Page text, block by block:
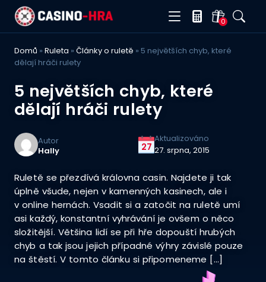
0
Domů » Ruleta » Články o ruletě » 5 největších chyb, které
dělají hráči rulety
5 největších chyb, které
dělají hráči rulety
Autor
Hally
27
Aktualizováno
27. srpna, 2015
Ruletě se přezdívá královna casin. Najdete ji tak
úplně všude, nejen v kamenných kasinech, ale i
v online hernách. Vsadit si a zatočit na ruletě umí
asi každý, konstantní vyhrávání je ovšem o něco
složitější. Většina lidí se při hře dopouští hrubých
chyb a tak jsou jejich případné výhry závislé pouze
na štěstí. V tomto článku si připomeneme […]